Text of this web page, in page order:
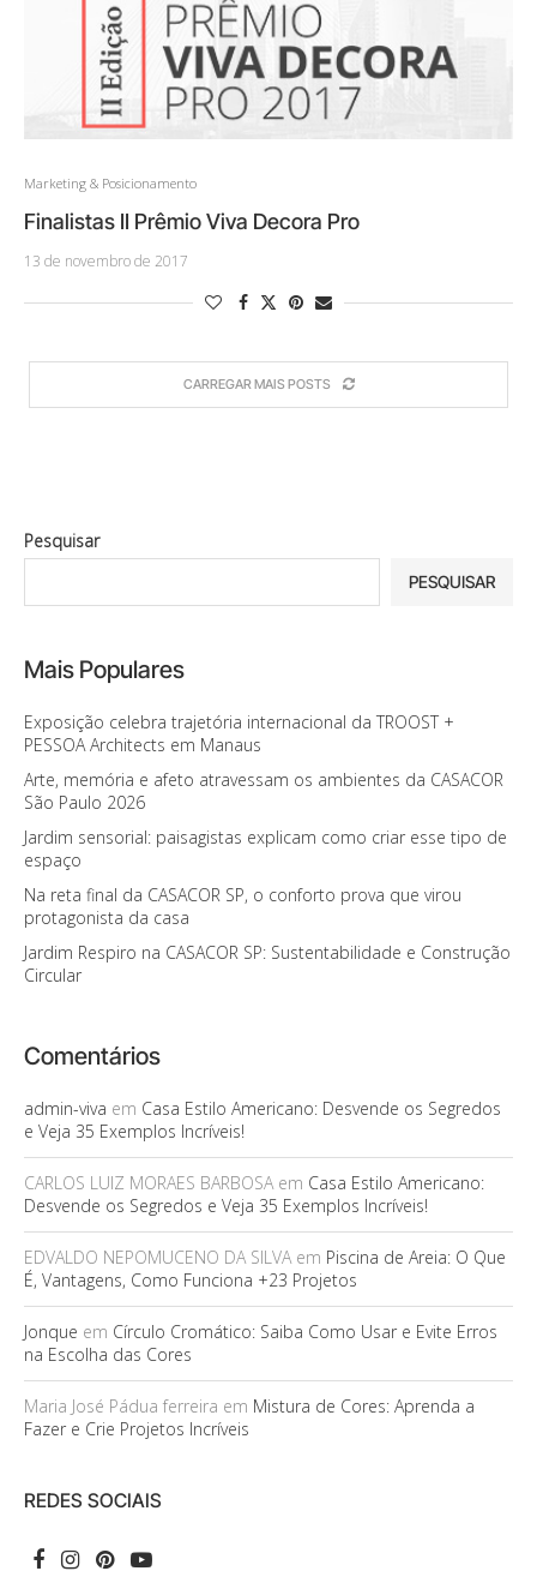
Marketing & Posicionamento
Finalistas II Prêmio Viva Decora Pro
13 de novembro de 2017
CARREGAR MAIS POSTS
Pesquisar
PESQUISAR
Mais Populares
Exposição celebra trajetória internacional da TROOST +
PESSOA Architects em Manaus
Arte, memória e afeto atravessam os ambientes da CASACOR
São Paulo 2026
Jardim sensorial: paisagistas explicam como criar esse tipo de
espaço
Na reta final da CASACOR SP, o conforto prova que virou
protagonista da casa
Jardim Respiro na CASACOR SP: Sustentabilidade e Construção
Circular
Comentários
admin-viva em Casa Estilo Americano: Desvende os Segredos
e Veja 35 Exemplos Incríveis!
CARLOS LUIZ MORAES BARBOSAem Casa Estilo Americano:
Desvende os Segredos e Veja 35 Exemplos Incríveis!
EDVALDO NEPOMUCENO DA SILVAem Piscina de Areia: O Que
É, Vantagens, Como Funciona +23 Projetos
Jonque em Círculo Cromático: Saiba Como Usar e Evite Erros
na Escolha das Cores
Maria José Pádua ferreira em Mistura de Cores: Aprenda a
Fazer e Crie Projetos Incríveis
REDES SOCIAIS